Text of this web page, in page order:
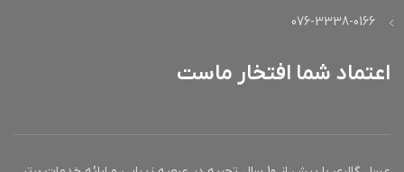
076-3338-0166
اعتماد شما افتخار ماست